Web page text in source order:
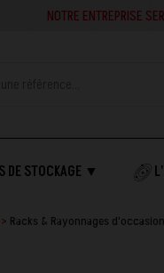
NOTRE ENTREPRISE SERA
DE STOCKAGE ▼
Racks & Rayonnages